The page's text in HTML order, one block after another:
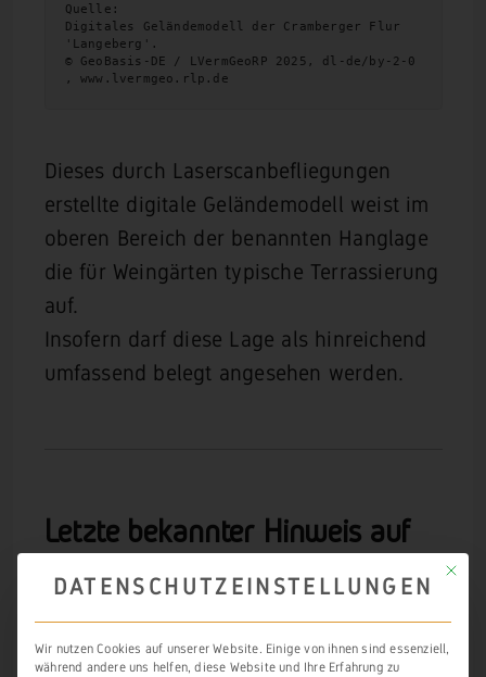
Quelle:
Digitales Geländemodell der Cramberger Flur
'Langeberg'.
© GeoBasis-DE / LVermGeoRP 2025, dl-de/by-2-0
, www.lvermgeo.rlp.de
Dieses durch Laserscanbefliegungen
erstellte digitale Geländemodell weist im
oberen Bereich der benannten Hanglage
die für Weingärten typische Terrassierung
auf.
Insofern darf diese Lage als hinreichend
umfassend belegt angesehen werden.
Letzte bekannter Hinweis auf
Weinbau in dieser Lage
ZUM VERGRÖSSERN IN DIE KARTE KLICKEN
Mit
DATENSCHUTZEINSTELLUNGEN
Wir nutzen Cookies auf unserer Website. Einige von ihnen sind essenziell,
während andere uns helfen, diese Website und Ihre Erfahrung zu